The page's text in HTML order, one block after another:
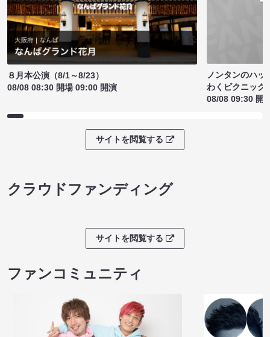
８月本公演（8/1～8/23）
08/08 08:30 開場 09:00 開演
ノンタンのハッ
わくピクニック
08/08 09:30 開
サイトを閲覧する
クラウドファンディング
サイトを閲覧する
ファンコミュニティ